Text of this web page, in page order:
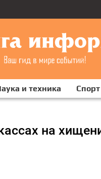
и техника Спорт
на